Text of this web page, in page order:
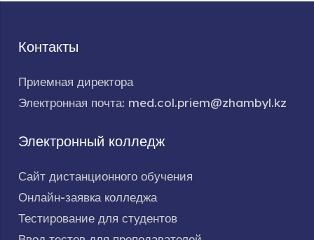
Контакты
Приемная директора
Электронная почта: med.col.priem@zhambyl.kz
Электронный колледж
Сайт дистанционного обучения
Онлайн-заявка колледжа
Тестирование для студентов